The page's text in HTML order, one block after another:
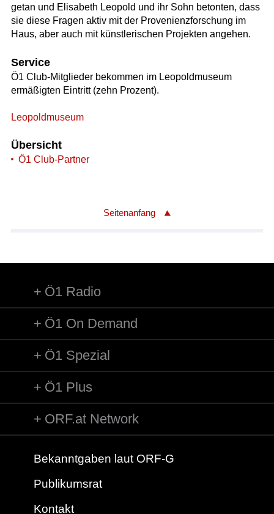
getan und Elisabeth Leopold und ihr Sohn betonten, dass
sie diese Fragen aktiv mit der Provenienzforschung im
Haus, aber auch mit künstlerischen Projekten angehen.
Service
Ö1 Club-Mitglieder bekommen im Leopoldmuseum
ermäßigten Eintritt (zehn Prozent).
Leopoldmuseum
Übersicht
Ö1 Club-Partner
Seitenanfang
Ö1 Radio
Ö1 On Demand
Ö1 Spezial
Ö1 Plus
ORF.at Network
Bekanntgaben laut ORF-G
Publikumsrat
Kontakt